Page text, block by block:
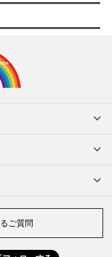
ご質問